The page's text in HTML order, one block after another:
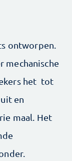
ontworpen.
mechanische
het tot
en
maal. Het